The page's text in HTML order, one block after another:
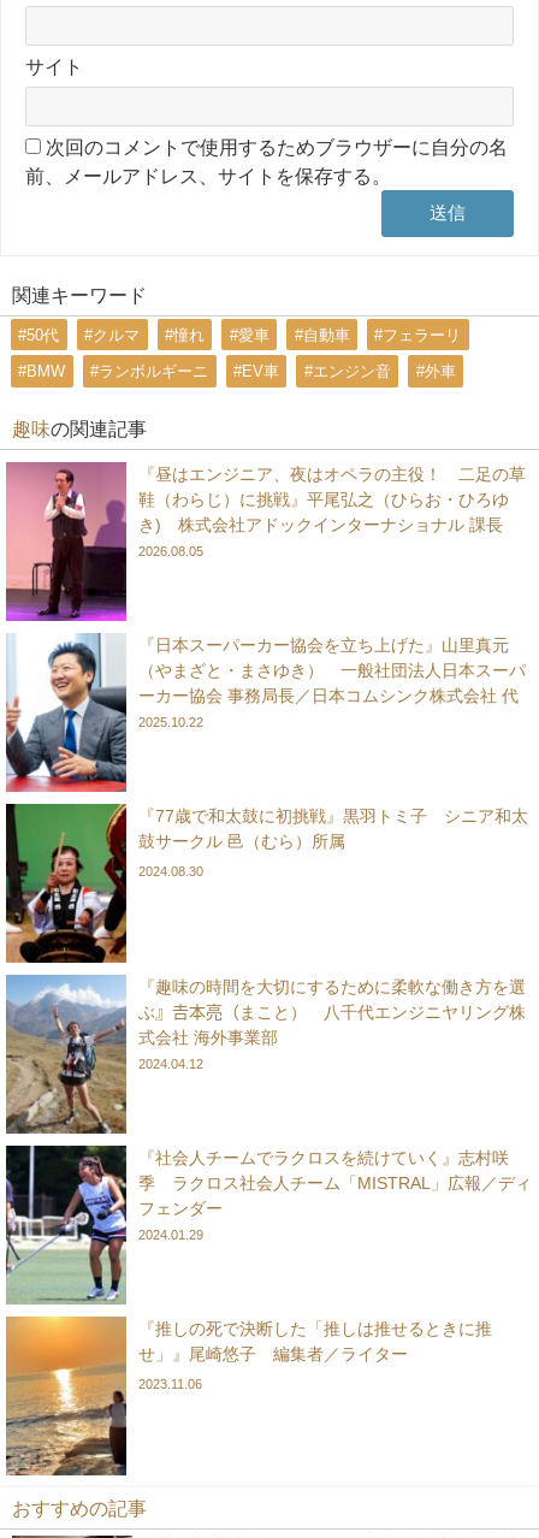
サイト
次回のコメントで使用するためブラウザーに自分の名
前、メールアドレス、サイトを保存する。
関連キーワード
#50代 #クルマ #憧れ #愛車 #自動車 #フェラーリ
#BMW #ランボルギーニ #EV車 #エンジン音 #外車
趣味の関連記事
『昼はエンジニア、夜はオペラの主役！ 二足の草
鞋（わらじ）に挑戦』平尾弘之（ひらお・ひろゆ
き) 株式会社アドックインターナショナル 課長
2026.08.05
『日本スーパーカー協会を立ち上げた』山里真元
（やまざと・まさゆき） 一般社団法人日本スーパ
ーカー協会 事務局長／日本コムシンク株式会社 代
表取締役会長 兼 社長
2025.10.22
『77歳で和太鼓に初挑戦』黒羽トミ子 シニア和太
鼓サークル 邑（むら）所属
2024.08.30
『趣味の時間を大切にするために柔軟な働き方を選
ぶ』𠮷本亮（まこと） 八千代エンジニヤリング株
式会社 海外事業部
2024.04.12
『社会人チームでラクロスを続けていく』志村咲
季 ラクロス社会人チーム「MISTRAL」広報／ディ
フェンダー
2024.01.29
『推しの死で決断した「推しは推せるときに推
せ」』尾崎悠子 編集者／ライター
2023.11.06
おすすめの記事